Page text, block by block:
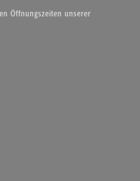
Öffnungszeiten unserer